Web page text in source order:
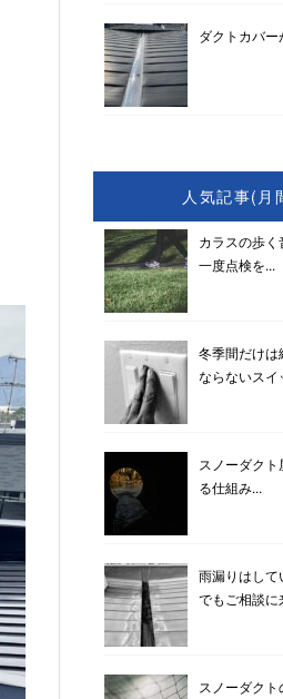
ダクトカバー
人気記事(月
カラスの歩く
一度点検を...
冬季間だけは
ならないスイ
スノーダク
る仕組み...
雨漏りはして
でもご相談に
スノーダク